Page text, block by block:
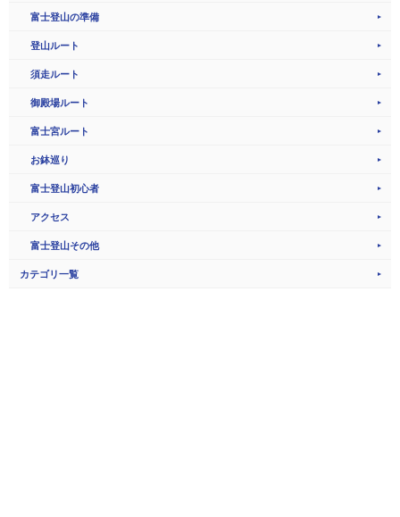
富士登山の準備
登山ルート
須走ルート
御殿場ルート
富士宮ルート
お鉢巡り
富士登山初心者
アクセス
富士登山その他
カテゴリ一覧